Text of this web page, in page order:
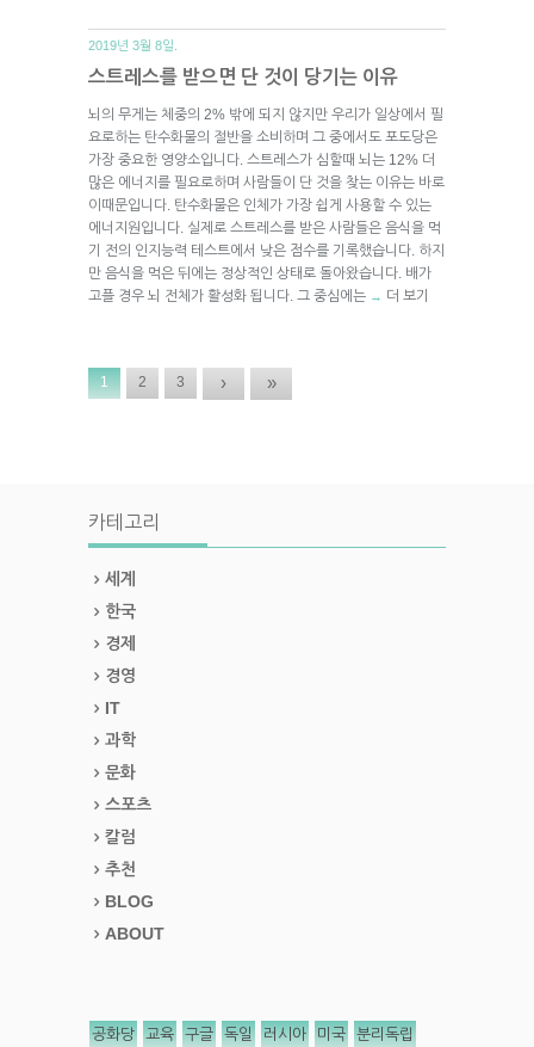
2019년 3월 8일.
스트레스를 받으면 단 것이 당기는 이유
뇌의 무게는 체중의 2% 밖에 되지 않지만 우리가 일상에서 필
요로하는 탄수화물의 절반을 소비하며 그 중에서도 포도당은
가장 중요한 영양소입니다. 스트레스가 심할때 뇌는 12% 더
많은 에너지를 필요로하며 사람들이 단 것을 찾는 이유는 바로
이때문입니다. 탄수화물은 인체가 가장 쉽게 사용할 수 있는
에너지원입니다. 실제로 스트레스를 받은 사람들은 음식을 먹
기 전의 인지능력 테스트에서 낮은 점수를 기록했습니다. 하지
만 음식을 먹은 뒤에는 정상적인 상태로 돌아왔습니다. 배가
고플 경우 뇌 전체가 활성화 됩니다. 그 중심에는 → 더 보기
1 2 3 › »
카테고리
세계
한국
경제
경영
IT
과학
문화
스포츠
칼럼
추천
BLOG
ABOUT
공화당 교육 구글 독일 러시아 미국 분리독립